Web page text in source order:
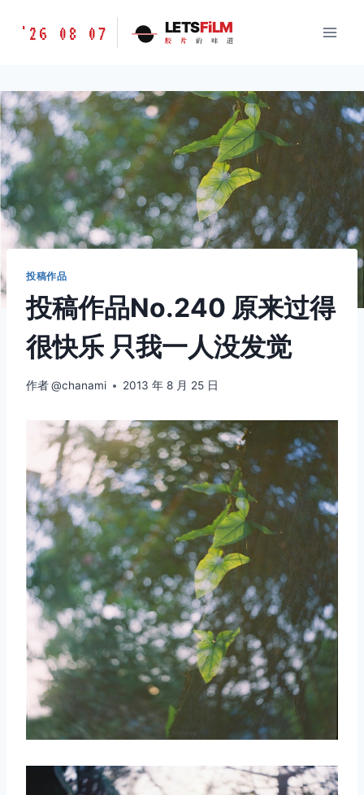
胶
味
道
LETSFILM
'26 08 07 LETSFiLM
胶 片 的 味 道
投稿作品
投稿作品No.240 原来过得
很快乐 只我一人没发觉
作者@chanami 2013 年 8 月 25 日